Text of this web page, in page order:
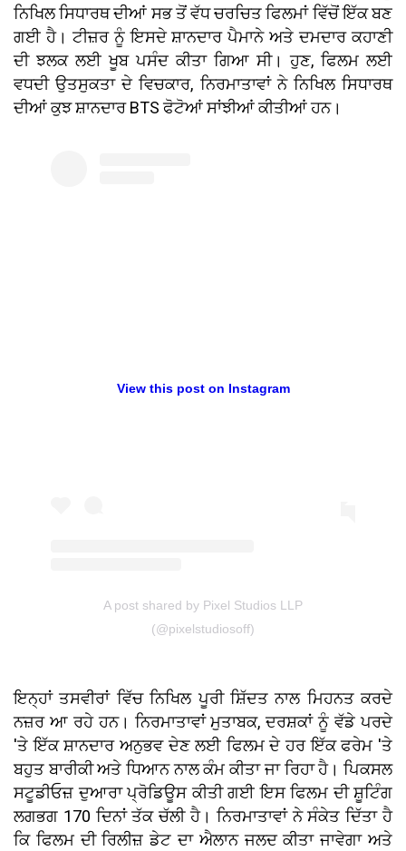
ਨਿਖਿਲ ਸਿਧਾਰਥ ਦੀਆਂ ਸਭ ਤੋਂ ਵੱਧ ਚਰਚਿਤ ਫਿਲਮਾਂ ਵਿੱਚੋਂ ਇੱਕ ਬਣ
ਗਈ ਹੈ। ਟੀਜ਼ਰ ਨੂੰ ਇਸਦੇ ਸ਼ਾਨਦਾਰ ਪੈਮਾਨੇ ਅਤੇ ਦਮਦਾਰ ਕਹਾਣੀ
ਦੀ ਝਲਕ ਲਈ ਖੂਬ ਪਸੰਦ ਕੀਤਾ ਗਿਆ ਸੀ। ਹੁਣ, ਫਿਲਮ ਲਈ
ਵਧਦੀ ਉਤਸੁਕਤਾ ਦੇ ਵਿਚਕਾਰ, ਨਿਰਮਾਤਾਵਾਂ ਨੇ ਨਿਖਿਲ ਸਿਧਾਰਥ
ਦੀਆਂ ਕੁਝ ਸ਼ਾਨਦਾਰ BTS ਫੋਟੋਆਂ ਸਾਂਝੀਆਂ ਕੀਤੀਆਂ ਹਨ।
View this post on Instagram
A post shared by Pixel Studios LLP
(@pixelstudiosoff)
ਇਨ੍ਹਾਂ ਤਸਵੀਰਾਂ ਵਿੱਚ ਨਿਖਿਲ ਪੂਰੀ ਸ਼ਿੱਦਤ ਨਾਲ ਮਿਹਨਤ ਕਰਦੇ
ਨਜ਼ਰ ਆ ਰਹੇ ਹਨ। ਨਿਰਮਾਤਾਵਾਂ ਮੁਤਾਬਕ, ਦਰਸ਼ਕਾਂ ਨੂੰ ਵੱਡੇ ਪਰਦੇ
'ਤੇ ਇੱਕ ਸ਼ਾਨਦਾਰ ਅਨੁਭਵ ਦੇਣ ਲਈ ਫਿਲਮ ਦੇ ਹਰ ਇੱਕ ਫਰੇਮ 'ਤੇ
ਬਹੁਤ ਬਾਰੀਕੀ ਅਤੇ ਧਿਆਨ ਨਾਲ ਕੰਮ ਕੀਤਾ ਜਾ ਰਿਹਾ ਹੈ। ਪਿਕਸਲ
ਸਟੂਡੀਓਜ਼ ਦੁਆਰਾ ਪ੍ਰੋਡਿਊਸ ਕੀਤੀ ਗਈ ਇਸ ਫਿਲਮ ਦੀ ਸ਼ੂਟਿੰਗ
ਲਗਭਗ 170 ਦਿਨਾਂ ਤੱਕ ਚੱਲੀ ਹੈ। ਨਿਰਮਾਤਾਵਾਂ ਨੇ ਸੰਕੇਤ ਦਿੱਤਾ ਹੈ
ਕਿ ਫਿਲਮ ਦੀ ਰਿਲੀਜ਼ ਡੇਟ ਦਾ ਐਲਾਨ ਜਲਦ ਕੀਤਾ ਜਾਵੇਗਾ ਅਤੇ